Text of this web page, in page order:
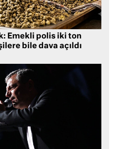
Emekli polis iki ton
bile dava açıldı